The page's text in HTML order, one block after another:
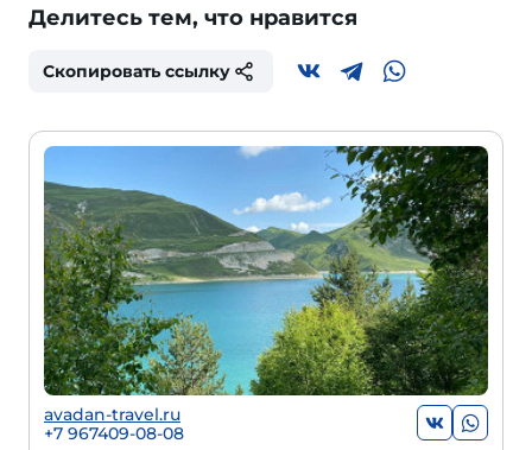
Делитесь тем, что нравится
Скопировать ссылку
avadan-travel.ru
+7 967409-08-08